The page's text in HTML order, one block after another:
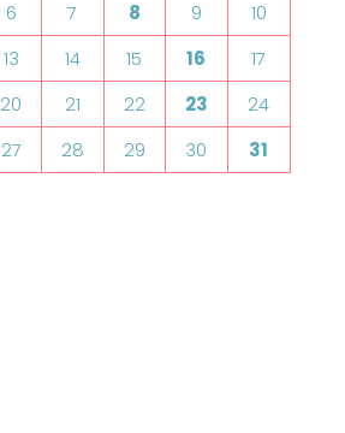
6 7 8 9
10
13 14 15 16
17
20 21 22 23
24
27 28 29 30 31